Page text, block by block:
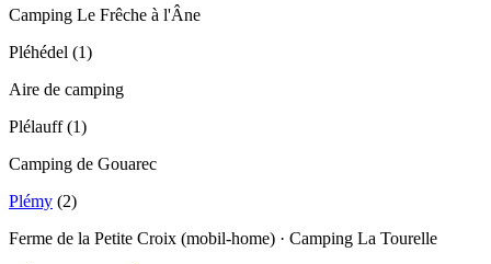
Camping Le Frêche à l'Âne
Pléhédel (1)
Aire de camping
Plélauff (1)
Camping de Gouarec
Plémy (2)
Ferme de la Petite Croix (mobil-home) · Camping La Tourelle